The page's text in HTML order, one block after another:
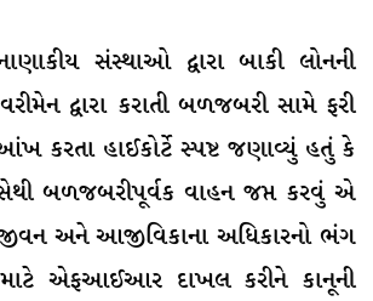
સંસ્થાઓ દ્વારા બાકી લોનની
દ્વારા કરાતી બળજબરી સામે ફરી
કરતા હાઈકોર્ટે સ્પષ્ટ જણાવ્યું હતું કે
બળજબરીપૂર્વક વાહન જપ્ત કરવું એ
અને આજીવિકાના અધિકારનો ભંગ
એફઆઈઆર દાખલ કરીને કાનૂની